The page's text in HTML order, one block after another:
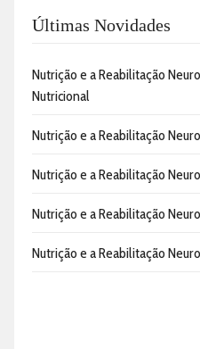
Últimas Novidades
Nutrição e a Reabilitação
Nutricional
Nutrição e a Reabilitação
Nutrição e a Reabilitação
Nutrição e a Reabilitação
Nutrição e a Reabilitação